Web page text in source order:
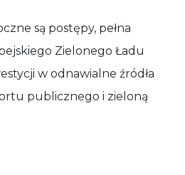
są postępy, pełna
Zielonego Ładu
w odnawialne źródła
publicznego i zieloną